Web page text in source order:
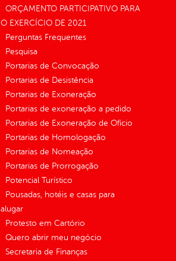
ORÇAMENTO PARTICIPATIVO PARA
O EXERCÍCIO DE 2021
Perguntas Frequentes
Pesquisa
Portarias de Convocação
Portarias de Desistência
Portarias de Exoneração
Portarias de exoneração a pedido
Portarias de Exoneração de Ofício
Portarias de Homologação
Portarias de Nomeação
Portarias de Prorrogação
Potencial Turístico
Pousadas, hotéis e casas para
alugar
Protesto em Cartório
Quero abrir meu negócio
Secretaria de Finanças